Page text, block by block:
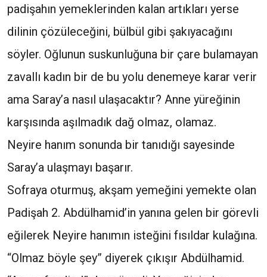
padişahın yemeklerinden kalan artıkları yerse
dilinin çözüleceğini, bülbül gibi şakıyacağını
söyler. Oğlunun suskunluğuna bir çare bulamayan
zavallı kadın bir de bu yolu denemeye karar verir
ama Saray’a nasıl ulaşacaktır? Anne yüreğinin
karşısında aşılmadık dağ olmaz, olamaz.
Neyire hanım sonunda bir tanıdığı sayesinde
Saray’a ulaşmayı başarır.
Sofraya oturmuş, akşam yemeğini yemekte olan
Padişah 2. Abdülhamid’in yanına gelen bir görevli
eğilerek Neyire hanımın isteğini fısıldar kulağına.
“Olmaz böyle şey” diyerek çıkışır Abdülhamid.